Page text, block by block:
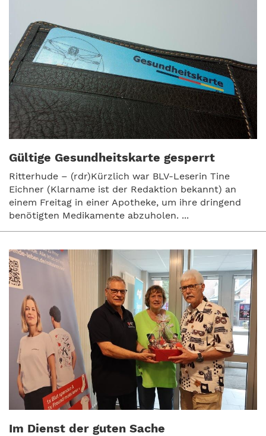
Gültige Gesundheitskarte gesperrt
Ritterhude – (rdr)Kürzlich war BLV-Leserin Tine
Eichner (Klarname ist der Redaktion bekannt) an
einem Freitag in einer Apotheke, um ihre dringend
benötigten Medikamente abzuholen. ...
Im Dienst der guten Sache